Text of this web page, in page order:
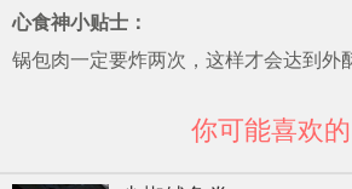
心食神小贴士：
锅包肉一定要炸两次，这样才会达到外
你可能喜欢的